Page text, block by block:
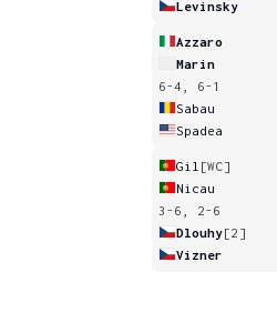
Levinsky
Azzaro
Marin
6-4, 6-1
Sabau
Spadea
Gil [WC]
Nicau
3-6, 2-6
Dlouhy[2]
Vizner